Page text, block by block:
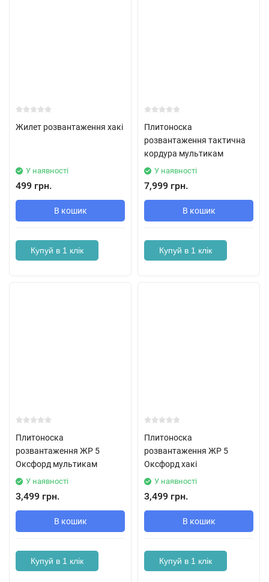
Жилет розвантаження хакі
У наявності
499 грн.
В кошик
Купуй в 1 клік
Плитоноска
розвантаження тактична
кордура мультикам
У наявності
7,999 грн.
В кошик
Купуй в 1 клік
Плитоноска
розвантаження ЖР 5
Оксфорд мультикам
У наявності
3,499 грн.
В кошик
Купуй в 1 клік
Плитоноска
розвантаження ЖР 5
Оксфорд хакі
У наявності
3,499 грн.
В кошик
Купуй в 1 клік